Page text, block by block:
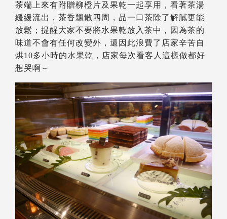
茶端上來有附贈柳橙片及果乾一起享用，看著茶湯
緩緩流出，茶香飄散四周，品一口茶除了解膩更能
放鬆；提醒大家不要將水果乾放入茶中，因為茶的
味道不會有任何改變外，還因此浪費了店家辛苦自
烘10多小時的水果乾，店家每次看客人這樣做都好
想哭啊～